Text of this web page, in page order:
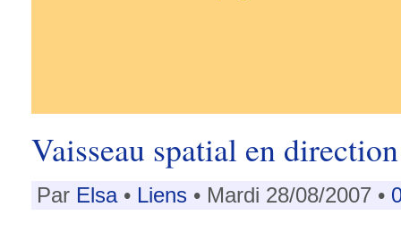
Vaisseau spatial en
Par Elsa• Liens • Mardi 28/08/2007 •